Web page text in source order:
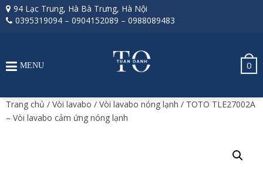
94 Lạc Trung, Hà Bà Trưng, Hà Nội
0395319094 – 0904152089 – 0988089483
0
MENU
Trang chủ / Vòi lavabo / Vòi lavabo nóng lạnh / TOTO TLE27002A
– Vòi lavabo cảm ứng nóng lạnh